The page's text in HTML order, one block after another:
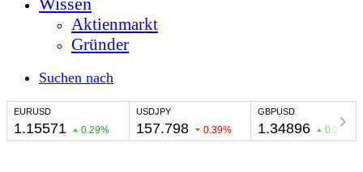
Aktienmarkt
Gründer
Suchen nach